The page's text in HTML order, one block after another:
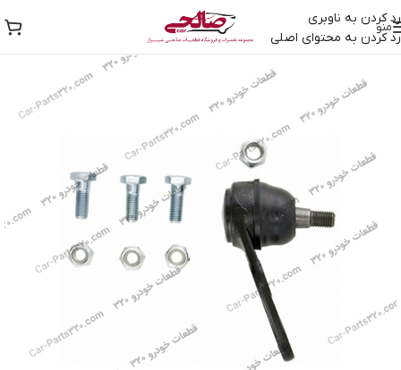
رد کردن به ناوبری
رد کردن به محتوای اصلی
منو